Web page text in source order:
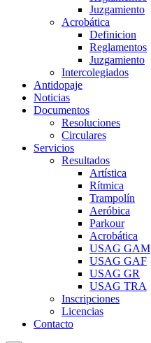
Juzgamiento
Acrobática
Definicion
Reglamentos
Juzgamiento
Intercolegiados
Antidopaje
Noticias
Documentos
Resoluciones
Circulares
Servicios
Resultados
Artística
Rítmica
Trampolín
Aeróbica
Parkour
Acrobática
USAG GAM
USAG GAF
USAG GR
USAG TRA
Inscripciones
Licencias
Contacto